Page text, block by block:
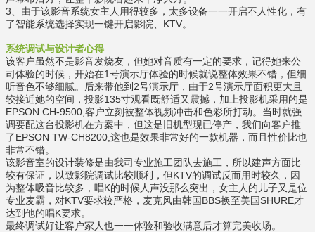
3、由于该影音系统女主人用得较多，太多设备一一开启不人性化，有
了智能系统选择实现一键开启影院、KTV。
系统调试与设计者心得
该客户虽然不是影音发烧友，但她对音质有一定的要求，记得她来公
司体验的时候，开始在1号演示厅体验的时候就说整体效果不错，但细
听音色不够细腻。后来带他到2号演示厅，由于2号演示厅面积更大且
较接近她的空间，投影135寸观看既舒适又震撼，加上投影机采用的是
EPSON CH-9500,客户立刻被整体视频冲击和色彩所打动。当时就强
调要配这台投影机在方案中，但这是旧机型现已停产，我们向客户推
了EPSON TW-CH8200,这也是效果非常好的一款机器，而且性价比也
非常不错。
该影音室的设计装修是由我司专业施工团队去施工，所以建声方面比
较有保证，以致影院调试比较顺利，但KTV的调试反而用时较久，因
为整体吸音比较多，唱K的时候人声没那么突出，女主人的儿子又是位
专业麦霸，对KTV要求较严格，麦克风由韩国BBS换至美国SHURE才
达到他的唱K要求。
最终调试好让客户家人也一一体验和验收满意后才算完美收场。